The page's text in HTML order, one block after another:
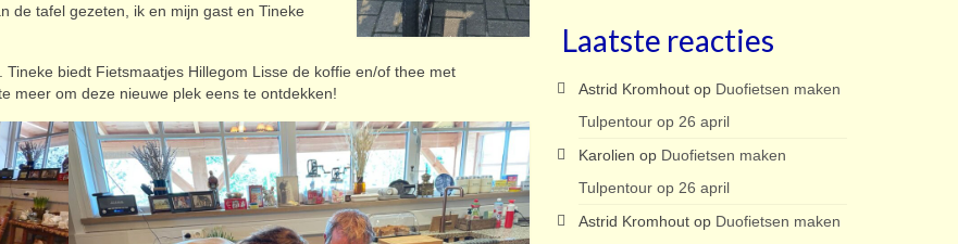
de tafel gezeten, ik en mijn gast en Tineke
biedt Fietsmaatjes Hillegom Lisse de koffie en/of thee met
meer om deze nieuwe plek eens te ontdekken!
Laatste reacties
Astrid Kromhoutop Duofietsen maken
Tulpentour op 26 april
Karolien op Duofietsen maken
Tulpentour op 26 april
Astrid Kromhoutop Duofietsen maken